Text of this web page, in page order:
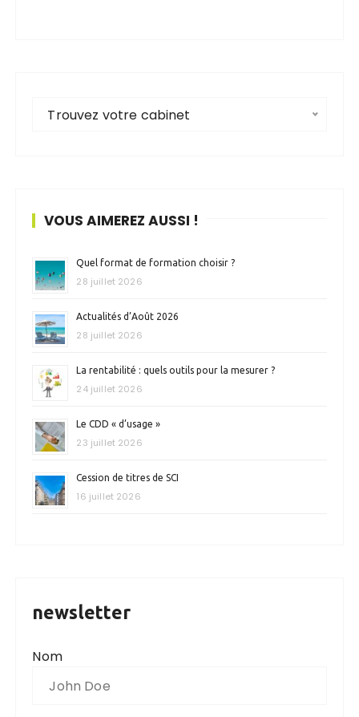
Trouvez votre cabinet
VOUS AIMEREZ AUSSI !
Quel format de formation choisir ?
28 juillet 2026
Actualités d’Août 2026
28 juillet 2026
La rentabilité : quels outils pour la mesurer ?
24 juillet 2026
Le CDD « d’usage »
23 juillet 2026
Cession de titres de SCI
16 juillet 2026
newsletter
Nom